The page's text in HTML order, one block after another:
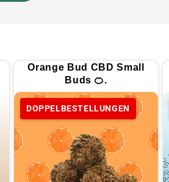
Orange Bud CBD Small
Buds 🍊.
DOPPELBESTELLUNGEN